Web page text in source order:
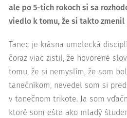
ale po 5-tich rokoch si sa
viedlo k tomu, že si takto zmenil
Tanec je krásna umelecká
čoraz viac zistil, že hovorené
tomu, že si nemyslím, že som
tanečníkom, nevedel som si
v tanečnom trikote. Ja som
ktoré som ešte ako mladý